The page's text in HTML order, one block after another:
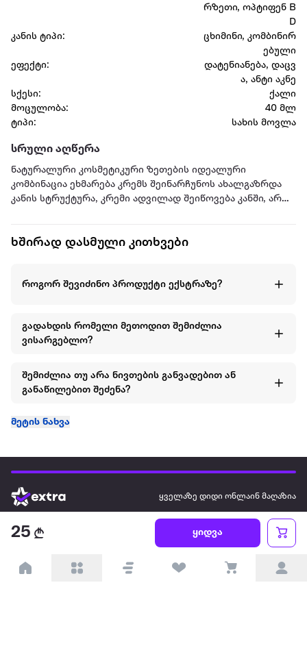
25 ყიდვა
რზეთი, ოპტიფენ B
D
კანის ტიპი:
ცხიმინი, კომბინირ
ებული
ეფექტი:
დატენიანება, დაცვ
ა, ანტი აკნე
სქესი:
ქალი
მოცულობა:
40 მლ
ტიპი:
სახის მოვლა
სრული აღწერა
ნატურალური კოსმეტიკური ზეთების იდეალური
კომბინაცია ეხმარება კრემს შეინარჩუნოს ახალგაზრდა
კანის სტრუქტურა, კრემი ადვილად შეიწოვება კანში, არ
იდეალურად ატენიანებს კანს, არეგულირებს ცხიმის
ეხმარება კანს შეინარჩუნოს ახალგაზრდული იერი და
ხშირად დასმული კითხვები
როგორ შევიძინო პროდუქტი ექსტრაზე?
გადახდის რომელი მეთოდით შემიძლია
ვისარგებლო?
შემიძლია თუ არა ნივთების განვადებით ან
განაწილებით შეძენა?
მეტის ნახვა
ყველაზე დიდი ონლაინ მაღაზია
ჩვენ შესახებ
წესები და პირობები